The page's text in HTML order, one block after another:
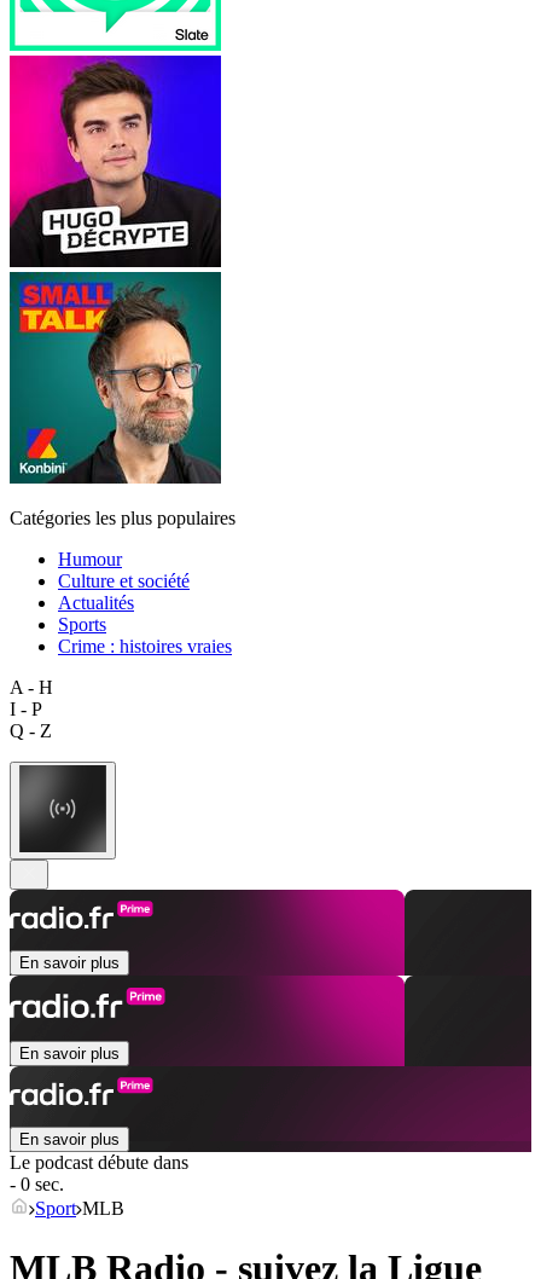
Catégories les plus populaires
Humour
Culture et société
Actualités
Sports
Crime : histoires vraies
A - H
I - P
Q - Z
En savoir plus
En savoir plus
En savoir plus
Le podcast débute dans
- 0 sec.
Sport MLB
MLB Radio - suivez la Ligue